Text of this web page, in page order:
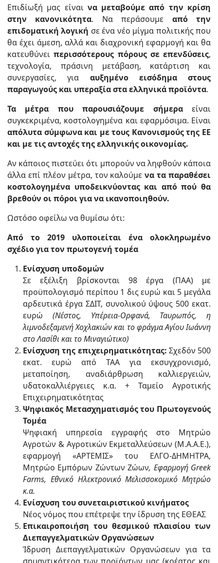
Επιδίωξή μας είναι να μεταβούμε από την κρίση
στην κανονικότητα. Να περάσουμε από την
επιδοματική λογική σε ένα νέο μίγμα πολιτικής που
θα έχει άμεση, αλλά και διαχρονική εφαρμογή και θα
κατευθύνειπερισσότερους πόρους σε επενδύσεις,
τεχνολογία, πράσινη μετάβαση, κατάρτιση και
συνεργασίες, για αυξημένο εισόδημα στους
παραγωγούς και υπεραξία στα ελληνικά προϊόντα.
Τα μέτρα που παρουσιάζουμε σήμεραείναι
συγκεκριμένα, κοστολογημένα και εφαρμόσιμα. Είναι
απόλυτα σύμφωνα και με τους Κανονισμούς της ΕΕ
και με τις αντοχές της ελληνικής οικονομίας.
Αν κάποιος πιστεύει ότι μπορούν να ληφθούν κάποια
άλλα επί πλέον μέτρα, τον καλούμενα τα παραθέσει
κοστολογημένα υποδεικνύοντας και από πού θα
βρεθούν οι πόροι για να ικανοποιηθούν.
Ωστόσο οφείλω να θυμίσω ότι:
Aπό το 2019 υλοποιείται ένα ολοκληρωµένο
σχέδιο για τον πρωτογενή τοµέα
Ενίσχυση υποδομών
Σε εξέλιξη βρίσκονται 98 έργα (ΠΑΑ) με
προϋπολογισμό περίπου 1 δις ευρώ και 5 μεγάλα
αρδευτικά έργα ΣΔΙΤ, συνολικού ύψους 500 εκατ.
ευρώ (Νέστος, Υπέρεια-Ορφανά, Ταυρωπός, η
λιμνοδεξαμενή Χοχλακιών και το φράγμα Αγίου Ιωάννη
στο Λασίθι και το Μιναγιώτικο)
Ενίσχυση της επιχειρηµατικότητας: Σχεδόν 500
εκατ. ευρώ από ΤΑΑ για εκσυγχρονισµό,
µεταποίηση, αναδιάρθρωση καλλιεργειών,
υδατοκαλλιέργειες κ.α. + Ταµείο Αγροτικής
Επιχειρηµατικότητας
Ψηφιακός Μετασχηματισμός του Πρωτογενούς
Τομέα
Ψηφιακή υπηρεσία εγγραφής στο Μητρώο
Αγροτών & Αγροτικών Εκμεταλλεύσεων (Μ.Α.Α.Ε.),
εφαρμογή «ΑΡΤΕΜΙΣ» του ΕΛΓΟ-ΔΗΜΗΤΡΑ,
Μητρώο Εμπόρων Ζώντων Ζώων, Εφαρμογή Greek
Farms, Εθνικό Ηλεκτρονικό Μελισσοκομικό Μητρώο
κ.α.
Ενίσχυση του συνεταιριστικού κινήματος
Νέος νόμος που επέτρεψε την ίδρυση της ΕΘΕΑΣ
Επικαιροποιήση του θεσμικού πλαισίου των
Διεπαγγελματικών Οργανώσεων
Ίδρυση Διεπαγγελματικών Οργανώσεων για τα